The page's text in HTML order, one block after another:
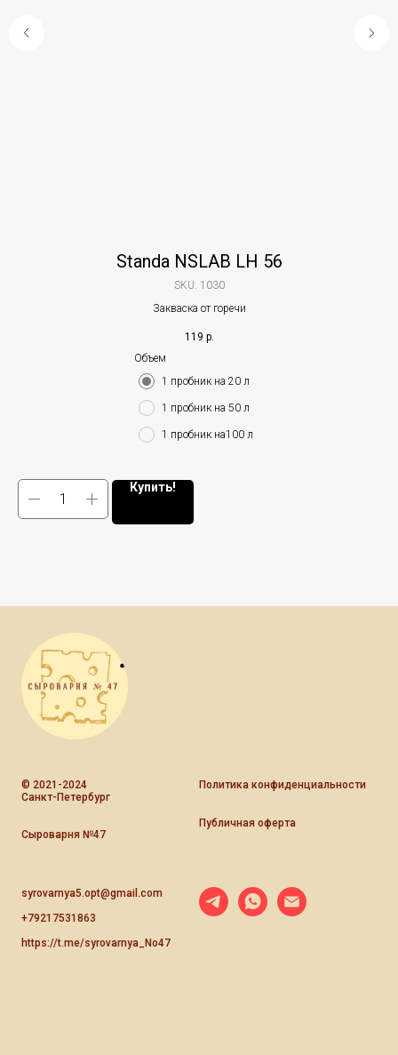
Standa NSLAB LH 56
SKU: 1030
Закваска от горечи
119 р.
Объем
1 пробник на 20 л
1 пробник на 50 л
1 пробник на100 л
Купить!
© 2021-2024
Санкт-Петербург
Сыроварня №47
Политика конфиденциальности
Публичная оферта
syrovarnya5.opt@gmail.com
+79217531863
https://t.me/syrovarnya_No47